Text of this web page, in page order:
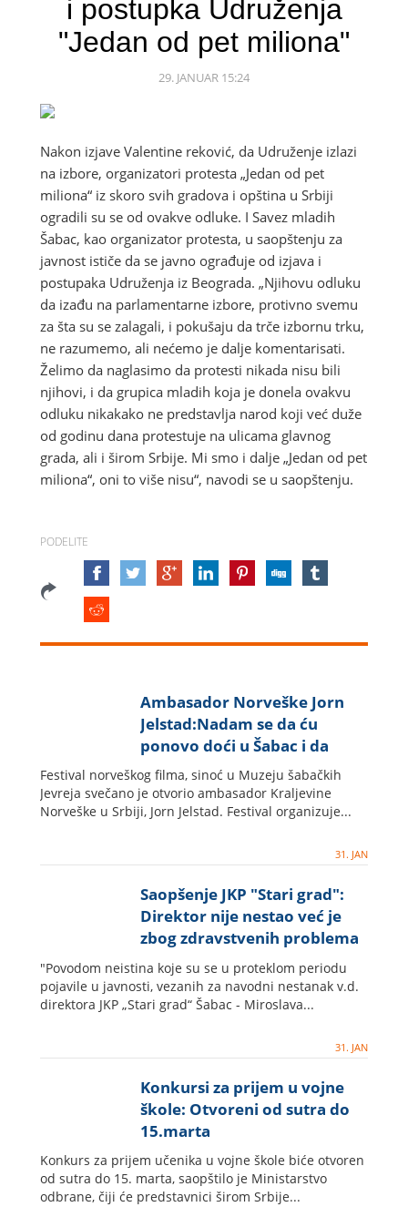
i postupka Udruženja
"Jedan od pet miliona"
29. JANUAR 15:24
Nakon izjave Valentine reković, da Udruženje izlazi
na izbore, organizatori protesta „Jedan od pet
miliona“ iz skoro svih gradova i opština u Srbiji
ogradili su se od ovakve odluke. I Savez mladih
Šabac, kao organizator protesta, u saopštenju za
javnost ističe da se javno ograđuje od izjava i
postupaka Udruženja iz Beograda. „Njihovu odluku
da izađu na parlamentarne izbore, protivno svemu
za šta su se zalagali, i pokušaju da trče izbornu trku,
ne razumemo, ali nećemo je dalje komentarisati.
Želimo da naglasimo da protesti nikada nisu bili
njihovi, i da grupica mladih koja je donela ovakvu
odluku nikakako ne predstavlja narod koji već duže
od godinu dana protestuje na ulicama glavnog
grada, ali i širom Srbije. Mi smo i dalje „Jedan od pet
miliona“, oni to više nisu“, navodi se u saopštenju.
PODELITE
Ambasador Norveške Jorn
Jelstad:Nadam se da ću
ponovo doći u Šabac i da
ćemo sarađivati u brojnim
pravcima
Festival norveškog filma, sinoć u Muzeju šabačkih
Jevreja svečano je otvorio ambasador Kraljevine
Norveške u Srbiji, Jorn Jelstad. Festival organizuje...
31. JAN
Saopšenje JKP "Stari grad":
Direktor nije nestao već je
zbog zdravstvenih problema
na bolovanju
"Povodom neistina koje su se u proteklom periodu
pojavile u javnosti, vezanih za navodni nestanak v.d.
direktora JKP „Stari grad“ Šabac - Miroslava...
31. JAN
Konkursi za prijem u vojne
škole: Otvoreni od sutra do
15.marta
Konkurs za prijem učenika u vojne škole biće otvoren
od sutra do 15. marta, saopštilo je Ministarstvo
odbrane, čiji će predstavnici širom Srbije...